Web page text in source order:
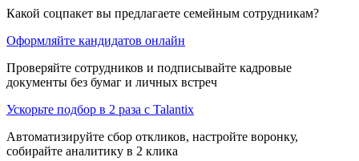
Какой соцпакет вы предлагаете семейным сотрудникам?
Оформляйте кандидатов онлайн
Проверяйте сотрудников и подписывайте кадровые
документы без бумаг и личных встреч
Ускорьте подбор в 2 раза с Talantix
Автоматизируйте сбор откликов, настройте воронку,
собирайте аналитику в 2 клика